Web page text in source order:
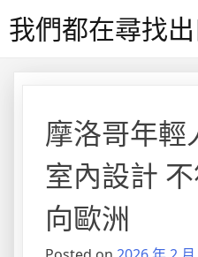
to我們都在尋找
摩洛哥年輕
室內設計
向歐洲